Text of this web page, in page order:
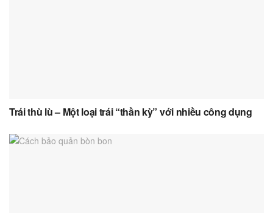
Trái thù lù – Một loại trái “thần kỳ” với nhiều công dụng